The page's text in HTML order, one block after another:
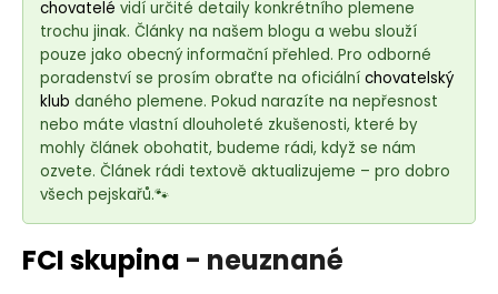
chovatelé vidí určité detaily konkrétního plemene
trochu jinak. Články na našem blogu a webu slouží
pouze jako obecný informační přehled. Pro odborné
poradenství se prosím obraťte na oficiální chovatelský
klub daného plemene. Pokud narazíte na nepřesnost
nebo máte vlastní dlouholeté zkušenosti, které by
mohly článek obohatit, budeme rádi, když se nám
ozvete. Článek rádi textově aktualizujeme – pro dobro
všech pejskařů.🐾
FCI skupina - neuznané
a
j
í
t